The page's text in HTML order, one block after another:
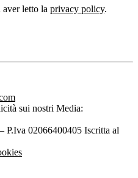
letto la privacy policy.
sui nostri Media:
02066400405 Iscritta al